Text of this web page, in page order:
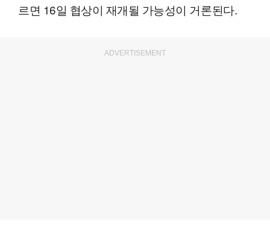
르면 16일 협상이 재개될 가능성이 거론된다.
ADVERTISEMENT